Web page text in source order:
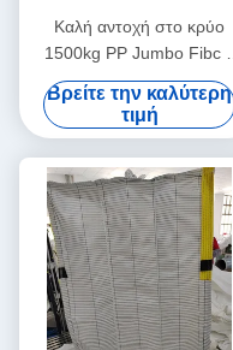
Καλή αντοχή στο κρύο
1500kg PP Jumbo Fibc 4
Loops Un Certified Bulk
Bags για τη μεταφορά
βαρέων φορτίων
Βρείτε την καλύτερη
τιμή